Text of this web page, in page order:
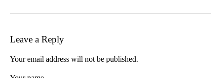
Leave a Reply
Your email address will not be published.